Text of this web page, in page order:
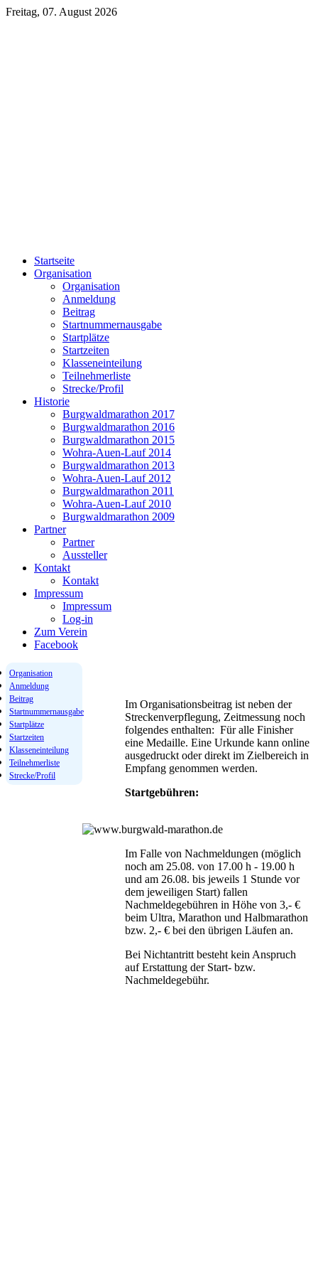
Freitag, 07. August 2026
Startseite
Organisation
Organisation
Anmeldung
Beitrag
Startnummernausgabe
Startplätze
Startzeiten
Klasseneinteilung
Teilnehmerliste
Strecke/Profil
Historie
Burgwaldmarathon 2017
Burgwaldmarathon 2016
Burgwaldmarathon 2015
Wohra-Auen-Lauf 2014
Burgwaldmarathon 2013
Wohra-Auen-Lauf 2012
Burgwaldmarathon 2011
Wohra-Auen-Lauf 2010
Burgwaldmarathon 2009
Partner
Partner
Aussteller
Kontakt
Kontakt
Impressum
Impressum
Log-in
Zum Verein
Facebook
Im Organisationsbeitrag ist neben der
Streckenverpflegung, Zeitmessung noch
folgendes enthalten: Für alle Finisher
eine Medaille. Eine Urkunde kann online
ausgedruckt oder direkt im Zielbereich in
Empfang genommen werden.
Startgebühren:
Im Falle von Nachmeldungen (möglich
noch am 25.08. von 17.00 h - 19.00 h
und am 26.08. bis jeweils 1 Stunde vor
dem jeweiligen Start) fallen
Nachmeldegebühren in Höhe von 3,- €
beim Ultra, Marathon und Halbmarathon
bzw. 2,- € bei den übrigen Läufen an.
Bei Nichtantritt besteht kein Anspruch
auf Erstattung der Start- bzw.
Nachmeldegebühr.
Organisation
Anmeldung
Beitrag
Startnummernausgabe
Startplätze
Startzeiten
Klasseneinteilung
Teilnehmerliste
Strecke/Profil